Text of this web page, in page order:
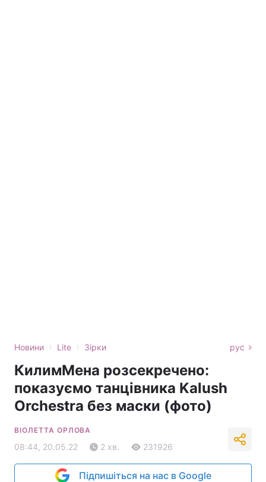
Новини › Lite › Зірки рус
КилимМена розсекречено:
показуємо танцівника Kalush
Orchestra без маски (фото)
ВІОЛЕТТА ОРЛОВА
08:44, 20.05.22 2 хв. 231926
Підпишіться на нас в Google